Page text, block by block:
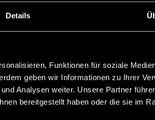
Details
Funktionen für soziale
geben wir Informationen zu Ihrer
Analysen weiter. Unsere Partner
bereitgestellt haben oder die sie im